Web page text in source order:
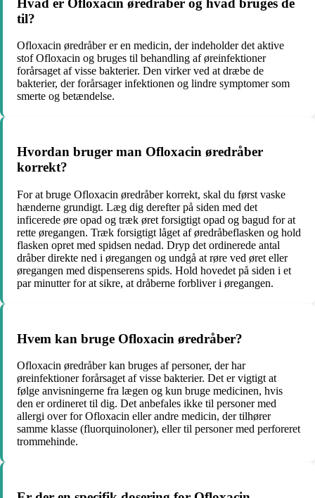
Hvad er Ofloxacin øredråber og hvad bruges de
til?
Ofloxacin øredråber er en medicin, der indeholder det aktive
stof Ofloxacin og bruges til behandling af øreinfektioner
forårsaget af visse bakterier. Den virker ved at dræbe de
bakterier, der forårsager infektionen og lindre symptomer som
smerte og betændelse.
Hvordan bruger man Ofloxacin øredråber
korrekt?
For at bruge Ofloxacin øredråber korrekt, skal du først vaske
hænderne grundigt. Læg dig derefter på siden med det
inficerede øre opad og træk øret forsigtigt opad og bagud for at
rette øregangen. Træk forsigtigt låget af øredråbeflasken og hold
flasken opret med spidsen nedad. Dryp det ordinerede antal
dråber direkte ned i øregangen og undgå at røre ved øret eller
øregangen med dispenserens spids. Hold hovedet på siden i et
par minutter for at sikre, at dråberne forbliver i øregangen.
Hvem kan bruge Ofloxacin øredråber?
Ofloxacin øredråber kan bruges af personer, der har
øreinfektioner forårsaget af visse bakterier. Det er vigtigt at
følge anvisningerne fra lægen og kun bruge medicinen, hvis
den er ordineret til dig. Det anbefales ikke til personer med
allergi over for Ofloxacin eller andre medicin, der tilhører
samme klasse (fluorquinoloner), eller til personer med perforeret
trommehinde.